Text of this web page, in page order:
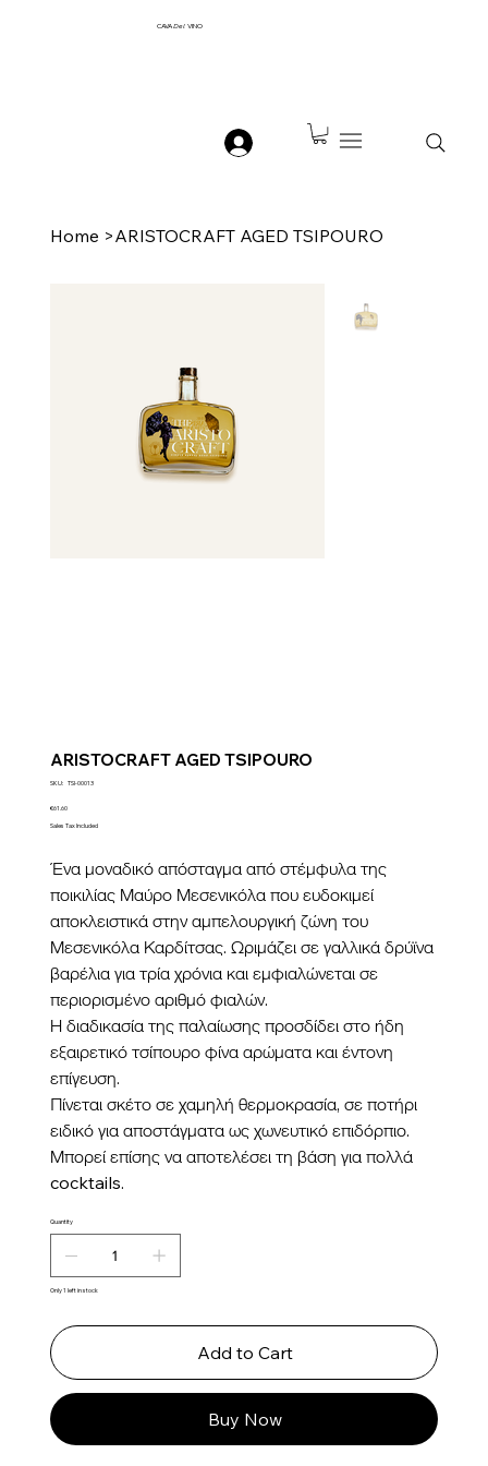
CAVADel VINO
Home >ARISTOCRAFT AGED TSIPOURO
ARISTOCRAFT AGED TSIPOURO
SKU: SKU
00013
TSI-00013
Price
€61.60
Sales Tax Included
Ένα μοναδικό απόσταγμα από στέμφυλα της
ποικιλίας Μαύρο Μεσενικόλα που ευδοκιμεί
αποκλειστικά στην αμπελουργική ζώνη του
Μεσενικόλα Καρδίτσας. Ωριμάζει σε γαλλικά δρύϊνα
βαρέλια για τρία χρόνια και εμφιαλώνεται σε
περιορισμένο αριθμό φιαλών.
Η διαδικασία της παλαίωσης προσδίδει στο ήδη
εξαιρετικό τσίπουρο φίνα αρώματα και έντονη
επίγευση.
Πίνεται σκέτο σε χαμηλή θερμοκρασία, σε ποτήρι
ειδικό για αποστάγματα ως χωνευτικό επιδόρπιο.
Μπορεί επίσης να αποτελέσει τη βάση για πολλά
cocktails.
Quantity
Only 1 left in stock
Add to Cart
Buy Now